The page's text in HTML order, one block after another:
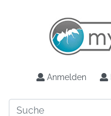
Anmelden